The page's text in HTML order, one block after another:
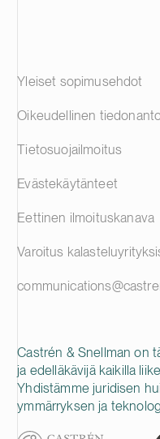
Castrén & Snellman on
ja edelläkävijä kaikilla
Yhdistämme juridisen
ymmärryksen ja
Yleiset sopimusehdot
Oikeudellinen
Tietosuojailmoitus
Evästekäytänteet
Eettinen ilmoituskanava
Varoitus